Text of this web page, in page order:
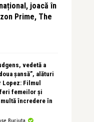
joacă în
Prime, The
vedetă a
șansă”, alături
Filmul
femeilor și
încredere în